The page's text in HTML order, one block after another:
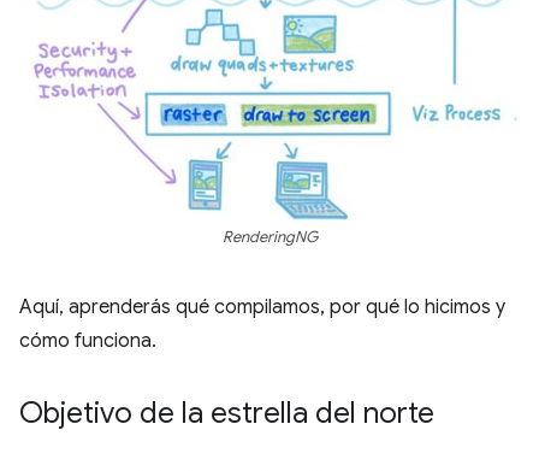
RenderingNG
Aquí, aprenderás qué compilamos, por qué lo hicimos y
cómo funciona.
Objetivo de la estrella del norte